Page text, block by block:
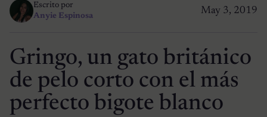
May 3, 2019
Escrito por
Anyie Espinosa
Gringo, un gato británico
de pelo corto con el más
perfecto bigote blanco